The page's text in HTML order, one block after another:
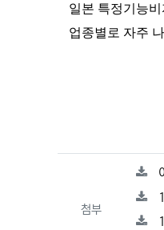
일본 특정기능
업종별로 자주
첨부